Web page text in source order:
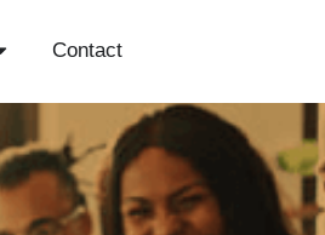
Over ons
Contact